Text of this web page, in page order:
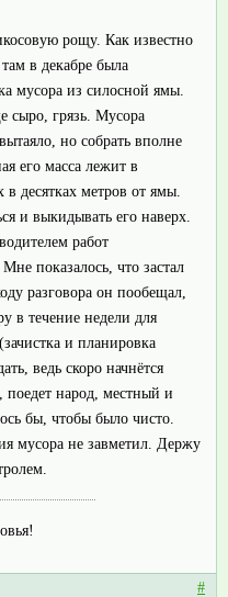
рощу. Как известно
в декабре была
мусора из силосной ямы.
сыро, грязь. Мусора
но собрать вполне
его масса лежит в
десятках метров от ямы.
и выкидывать его наверх.
работ
показалось, что застал
разговора он пообещал,
в течение недели для
и планировка
ведь скоро начнётся
поедет народ, местный и
бы, чтобы было чисто.
мусора не завметил. Держу
#